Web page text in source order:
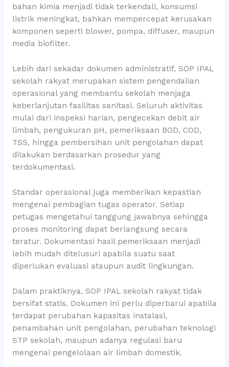
bahan kimia menjadi tidak terkendali, konsumsi
listrik meningkat, bahkan mempercepat kerusakan
komponen seperti blower, pompa, diffuser, maupun
media biofilter.
Lebih dari sekadar dokumen administratif, SOP IPAL
sekolah rakyat merupakan sistem pengendalian
operasional yang membantu sekolah menjaga
keberlanjutan fasilitas sanitasi. Seluruh aktivitas
mulai dari inspeksi harian, pengecekan debit air
limbah, pengukuran pH, pemeriksaan BOD, COD,
TSS, hingga pembersihan unit pengolahan dapat
dilakukan berdasarkan prosedur yang
terdokumentasi.
Standar operasional juga memberikan kepastian
mengenai pembagian tugas operator. Setiap
petugas mengetahui tanggung jawabnya sehingga
proses monitoring dapat berlangsung secara
teratur. Dokumentasi hasil pemeriksaan menjadi
lebih mudah ditelusuri apabila suatu saat
diperlukan evaluasi ataupun audit lingkungan.
Dalam praktiknya, SOP IPAL sekolah rakyat tidak
bersifat statis. Dokumen ini perlu diperbarui apabila
terdapat perubahan kapasitas instalasi,
penambahan unit pengolahan, perubahan teknologi
STP sekolah, maupun adanya regulasi baru
mengenai pengelolaan air limbah domestik.